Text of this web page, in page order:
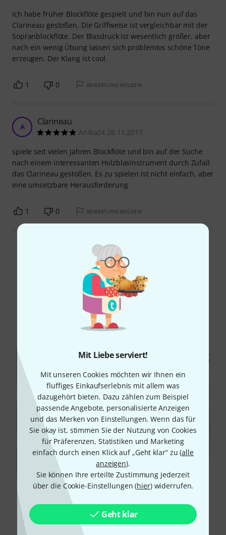
Mit Liebe serviert!
Mit unseren Cookies möchten wir Ihnen ein
fluffiges Einkaufserlebnis mit allem was
dazugehört bieten. Dazu zählen zum Beispiel
passende Angebote, personalisierte Anzeigen
und das Merken von Einstellungen. Wenn das für
Sie okay ist, stimmen Sie der Nutzung von Cookies
für Präferenzen, Statistiken und Marketing
einfach durch einen Klick auf „Geht klar“ zu (alle
anzeigen).
Sie können Ihre erteilte Zustimmung jederzeit
über die Cookie-Einstellungen (hier) widerrufen.
Geht klar
Ich habe früher Blockflöte gespielt und bin nun auf das
Clarineau gestoßen. Die Griffweise ist vergleichbar mit der
Sopranblockflöte. Der Blasdruck ist wesentlich größer, aber
nach ein wenig Übung lassen sich problemlos schöne Töne
erzeugen. Der Klang ist cool.
1 0 BEWERTUNG MELDEN
A Clarineau
Anika24 26.11.2017
spiele seit vielen Jahren Blockflöte und bin auf der Suche
nach einem interessanten Holzblasinstrument durch Zufall
das Clarineau gestoßen. Es zu spielen ist nicht einfach, aber
eine umsetzbare Herausforderung
1 0 BEWERTUNG MELDEN
Alle Bewertungen lesen
Schon gewusst?
Alle Downloads